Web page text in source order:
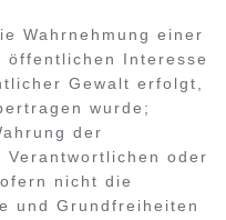
Wahrnehmung einer
Interesse
Gewalt erfolgt,
wurde;
der
oder
nicht die
und Grundfreiheiten